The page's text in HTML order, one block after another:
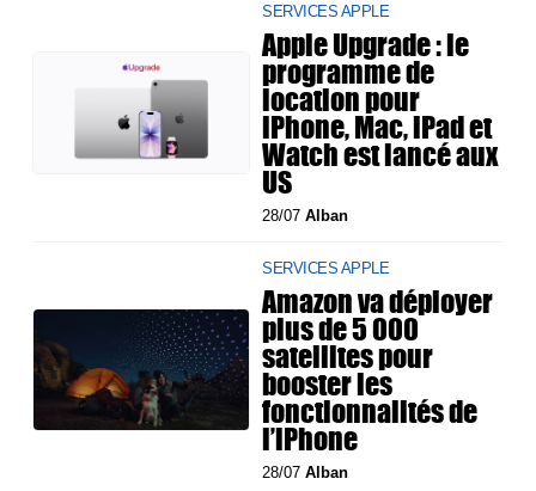
SERVICES APPLE
Apple Upgrade : le
programme de
location pour
iPhone, Mac, iPad et
Watch est lancé aux
US
28/07Alban
SERVICES APPLE
Amazon va déployer
plus de 5 000
satellites pour
booster les
fonctionnalités de
l’iPhone
28/07Alban